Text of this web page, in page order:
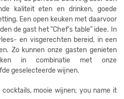
kaliteit eten en drinken, goede
Een open keuken met daarvoor
de gast het "Chef's table" idee. In
en visgerechten bereid, in een
Zo kunnen onze gasten genieten
in combinatie met onze
geselecteerde wijnen.
cocktails, mooie wijnen; you name it